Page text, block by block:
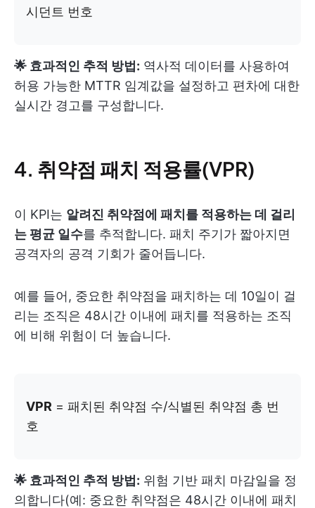
시던트 번호
🌟 효과적인 추적 방법: 역사적 데이터를 사용하여
허용 가능한 MTTR 임계값을 설정하고 편차에 대한
실시간 경고를 구성합니다.
4. 취약점 패치 적용률(VPR)
이 KPI는 알려진 취약점에 패치를 적용하는 데 걸리
는 평균 일수를 추적합니다. 패치 주기가 짧아지면
공격자의 공격 기회가 줄어듭니다.
예를 들어, 중요한 취약점을 패치하는 데 10일이 걸
리는 조직은 48시간 이내에 패치를 적용하는 조직
에 비해 위험이 더 높습니다.
VPR = 패치된 취약점 수/식별된 취약점 총 번
호
🌟 효과적인 추적 방법: 위험 기반 패치 마감일을 정
의합니다(예: 중요한 취약점은 48시간 이내에 패치